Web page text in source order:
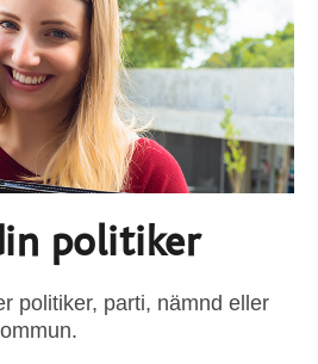
politiker
politiker, parti, nämnd eller